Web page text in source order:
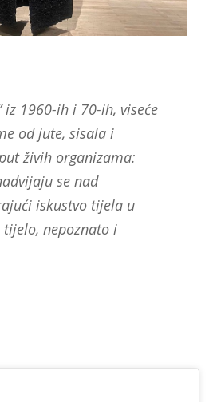
iz 1960-ih i 70-ih, viseće
od jute, sisala i
živih organizama:
se nad
iskustvo tijela u
nepoznato i